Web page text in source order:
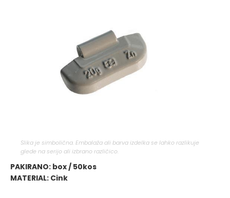
Slika je simbolična. Embalaža ali barva izdelka se lahko razlikuje
glede na serijo ali izbrano različico.
PAKIRANO: box / 50kos
MATERIAL: Cink